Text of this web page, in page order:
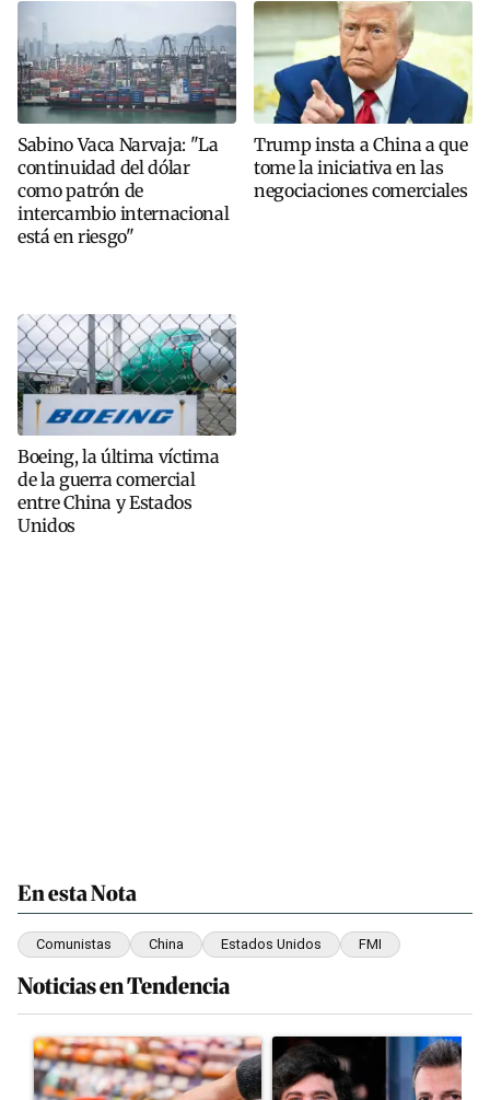
Sabino Vaca Narvaja: "La
continuidad del dólar
como patrón de
intercambio internacional
está en riesgo"
Trump insta a China a que
tome la iniciativa en las
negociaciones comerciales
Boeing, la última víctima
de la guerra comercial
entre China y Estados
Unidos
En esta Nota
Comunistas China Estados Unidos FMI
Noticias en Tendencia
Este listado muestra los artículos con más comentarios en los
Un artículo de tendencia con el título "Inflación: economistas
Un artículo de tendencia con